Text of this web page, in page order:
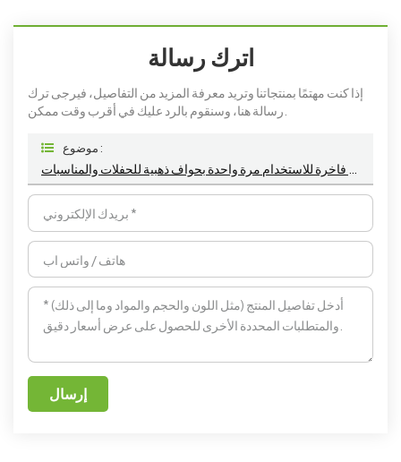
اترك رسالة
إذا كنت مهتمًا بمنتجاتنا وتريد معرفة المزيد من التفاصيل، فيرجى ترك
موضوع :
إرسال